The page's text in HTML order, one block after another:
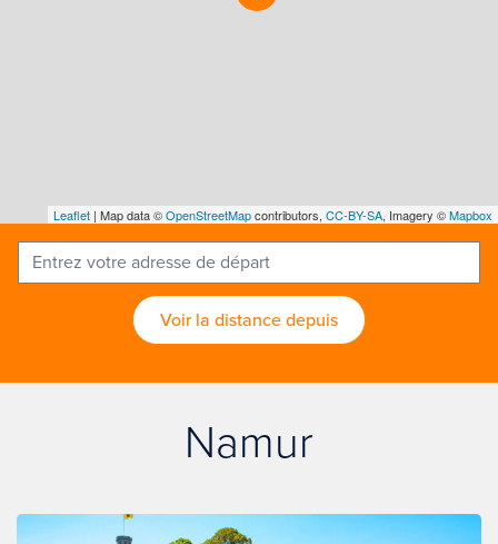
Leaflet | Map data ©OpenStreetMapcontributors, CC-BY-SA, Imagery ©Mapbox
Voir la distance depuis
Namur